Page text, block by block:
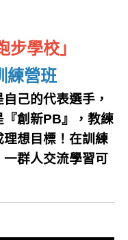
步學校」
練營班
己的代表選手，
創新PB』， 教練
想目標！ 在訓練
群人交流學習可